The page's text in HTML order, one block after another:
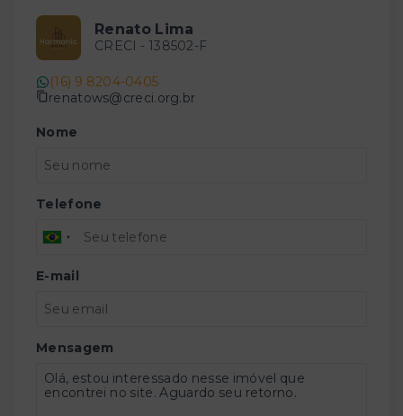
Renato Lima
CRECI - 138502-F
(16) 9 8204-0405
renatows@creci.org.br
Nome
Telefone
E-mail
Mensagem